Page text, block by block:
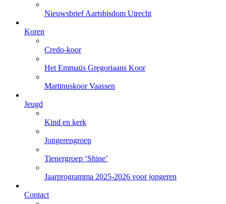
Nieuwsbrief Aartsbisdom Utrecht
Koren
Credo-koor
Het Emmaüs Gregoriaans Koor
Martinuskoor Vaassen
Jeugd
Kind en kerk
Jongerengroep
Tienergroep ‘Shine’
Jaarprogramma 2025-2026 voor jongeren
Contact